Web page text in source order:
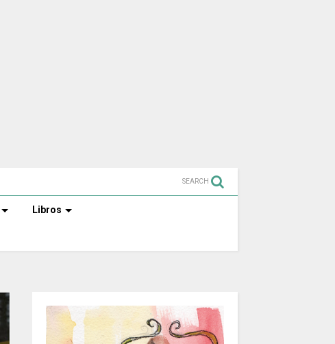
SEARCH
Libros